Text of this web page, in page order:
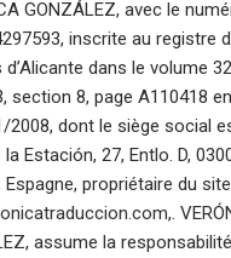
GONZÁLEZ, avec le
inscrite au registre
dans le volume
section 8, page A110418
2008, dont le siège social
la Estación, 27, Entlo. D,
Espagne, propriétaire du
.
assume la